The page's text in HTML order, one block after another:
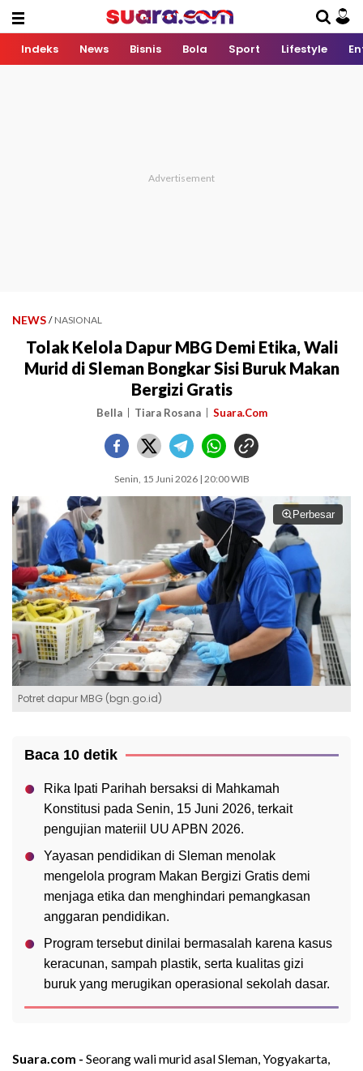
Indeks News Bisnis Bola Sport Lifestyle
NEWS / NASIONAL
Tolak Kelola Dapur MBG Demi Etika, Wali
Murid di Sleman Bongkar Sisi Buruk Makan
Bergizi Gratis
Bella Tiara Rosana Suara.Com
Senin, 15 Juni 2026 | 20:00 WIB
Perbesar
Potret dapur MBG (bgn.go.id)
Baca 10 detik
Rika Ipati Parihah bersaksi di Mahkamah
Konstitusi pada Senin, 15 Juni 2026, terkait
pengujian materiil UU APBN 2026.
Yayasan pendidikan di Sleman menolak
mengelola program Makan Bergizi Gratis demi
menjaga etika dan menghindari pemangkasan
anggaran pendidikan.
Program tersebut dinilai bermasalah karena kasus
keracunan, sampah plastik, serta kualitas gizi
buruk yang merugikan operasional sekolah dasar.
Suara.com - Seorang wali murid asal Sleman, Yogyakarta,